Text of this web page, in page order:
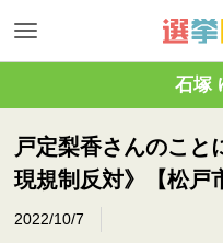
石塚
戸定梨香さんのこと
現規制反対》【松戸
2022/10/7